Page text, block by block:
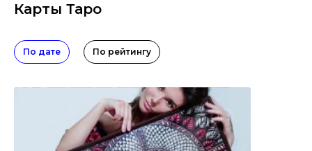
Карты Таро
По дате По рейтингу